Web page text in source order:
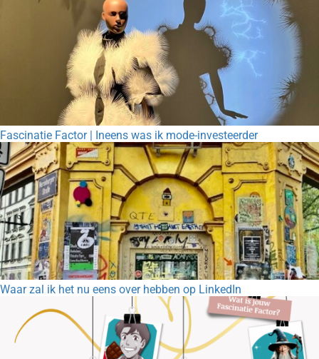
Fascinatie Factor | Ineens was ik mode-investeerder
Waar zal ik het nu eens over hebben op LinkedIn